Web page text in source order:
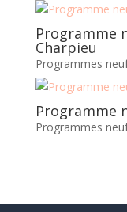
Programme
Charpieu
Programmes
Programme
Programmes